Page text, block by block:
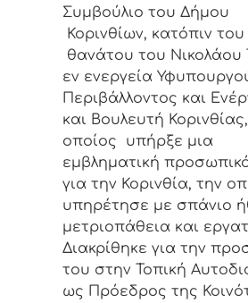
Συμβούλιο του Δήμου
Κορινθίων, κατόπιν του
θανάτου του Νικολάου
εν ενεργεία
Περιβάλλοντος και
και Βουλευτή
οποίος υπήρξε μια
εμβληματική
για την Κορινθία, την
υπηρέτησε με σπάνιο
μετριοπάθεια και
Διακρίθηκε για την
του στην Τοπική
ως Πρόεδρος της